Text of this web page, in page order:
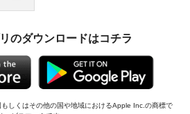
のダウンロードはコチラ
しくはその他の国や地域におけるApple Inc.の商標で